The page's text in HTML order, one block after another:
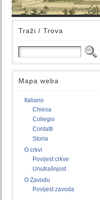
Traži / Trova
Mapa weba
Italiano
Chiesa
Collegio
Contatti
Storia
O crkvi
Povijest crkve
Unutrašnjost
O Zavodu
Povijest zavoda